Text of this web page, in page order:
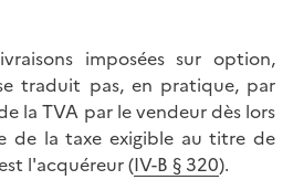
imposées sur option,
traduit pas, en pratique, par
la TVA par le vendeur dès lors
de la taxe exigible au titre de
l'acquéreur (IV-B § 320).